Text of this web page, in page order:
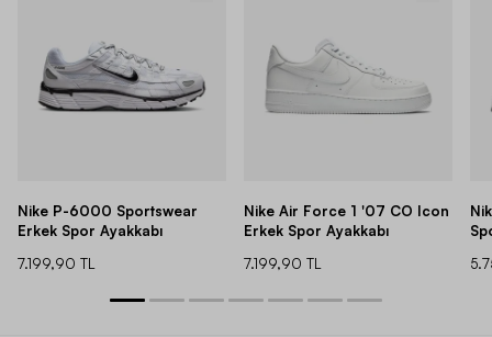
Nike P-6000 Sportswear
Erkek Spor Ayakkabı
7.199,90 TL
Nike Air Force 1 '07 CO Icon
Erkek Spor Ayakkabı
7.199,90 TL